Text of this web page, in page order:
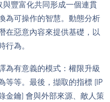
與豐富化共同形成一個連貫
為可操作的智慧。動態分析
在惡意內容來提供基礎，以
行為。
為有意義的模式：權限升級
等等。最後，擷取的指標 (IP
金鑰) 會與外部來源、敵人策